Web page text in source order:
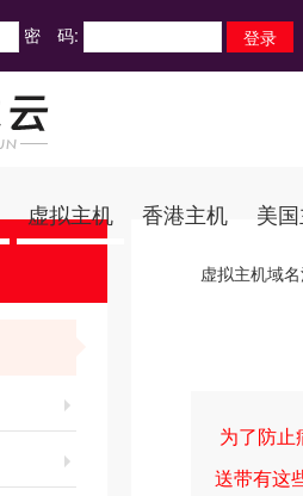
密 码:
虚拟主机 香港主机 美
虚拟主机域
为了防止
送带有这